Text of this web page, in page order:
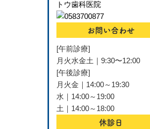
お問い合わせ
[午前診療]
月火水金土｜9:30〜12:00
[午後診療]
月火金｜14:00～19:30
水｜14:00～19:00
土｜14:00～18:00
休診日